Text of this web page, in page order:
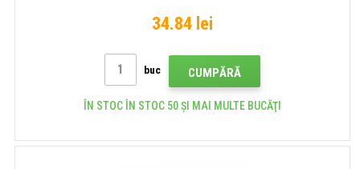
34.84 lei
buc CUMPĂRĂ
ÎN STOC ÎN STOC 50 ȘI MAI MULTE BUCĂŢI